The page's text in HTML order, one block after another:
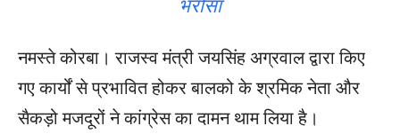
भरोसा
नमस्ते कोरबा। राजस्व मंत्री जयसिंह अग्रवाल द्वारा किए
गए कार्यों से प्रभावित होकर बालको के श्रमिक नेता और
सैकड़ो मजदूरों ने कांग्रेस का दामन थाम लिया है।